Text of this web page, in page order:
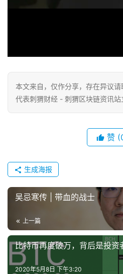
本文来自 ，仅作分享，存在异议
代表刺猬财经 - 刺猬区块链资讯站
赞
生成海报
吴忌寒传 | 带血的战士
上一篇
比特币再度破万，背后是投资
2020年5月8日 下午3:20